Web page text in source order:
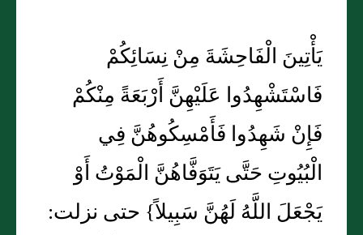
يَأْتِينَ الْفَاحِشَةَ مِنْ نِسَائِكُمْ
فَاسْتَشْهِدُوا عَلَيْهِنَّ أَرْبَعَةً مِنْكُمْ
فَإِنْ شَهِدُوا فَأَمْسِكُوهُنَّ فِي
الْبُيُوتِ حَتَّى يَتَوَفَّاهُنَّ الْمَوْتُ أَوْ
يَجْعَلَ اللَّهُ لَهُنَّ سَبِيلاً} حتى نزلت: